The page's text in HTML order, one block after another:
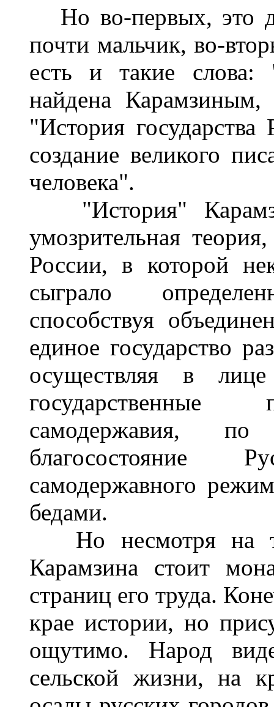
Но во-первых, это
почти мальчик, во-
есть и такие слова:
найдена
"История государства
создание великого
человека".
"История"
умозрительная
России, в которой
сыграло
способствуя
единое государство
осуществляя в
государственные
самодержавия, по
благосостояние
самодержавного
бедами.
Но несмотря на
Карамзина стоит
страниц его труда.
крае истории, но
ощутимо. Народ
сельской жизни, на